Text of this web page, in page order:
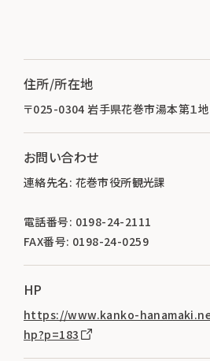
住所/所在地
〒025-0304 岩手県花巻市湯本第１
お問い合わせ
連絡先名: 花巻市役所観光課
電話番号: 0198-24-2111
FAX番号: 0198-24-0259
HP
https://www.kanko-
hp?p=183